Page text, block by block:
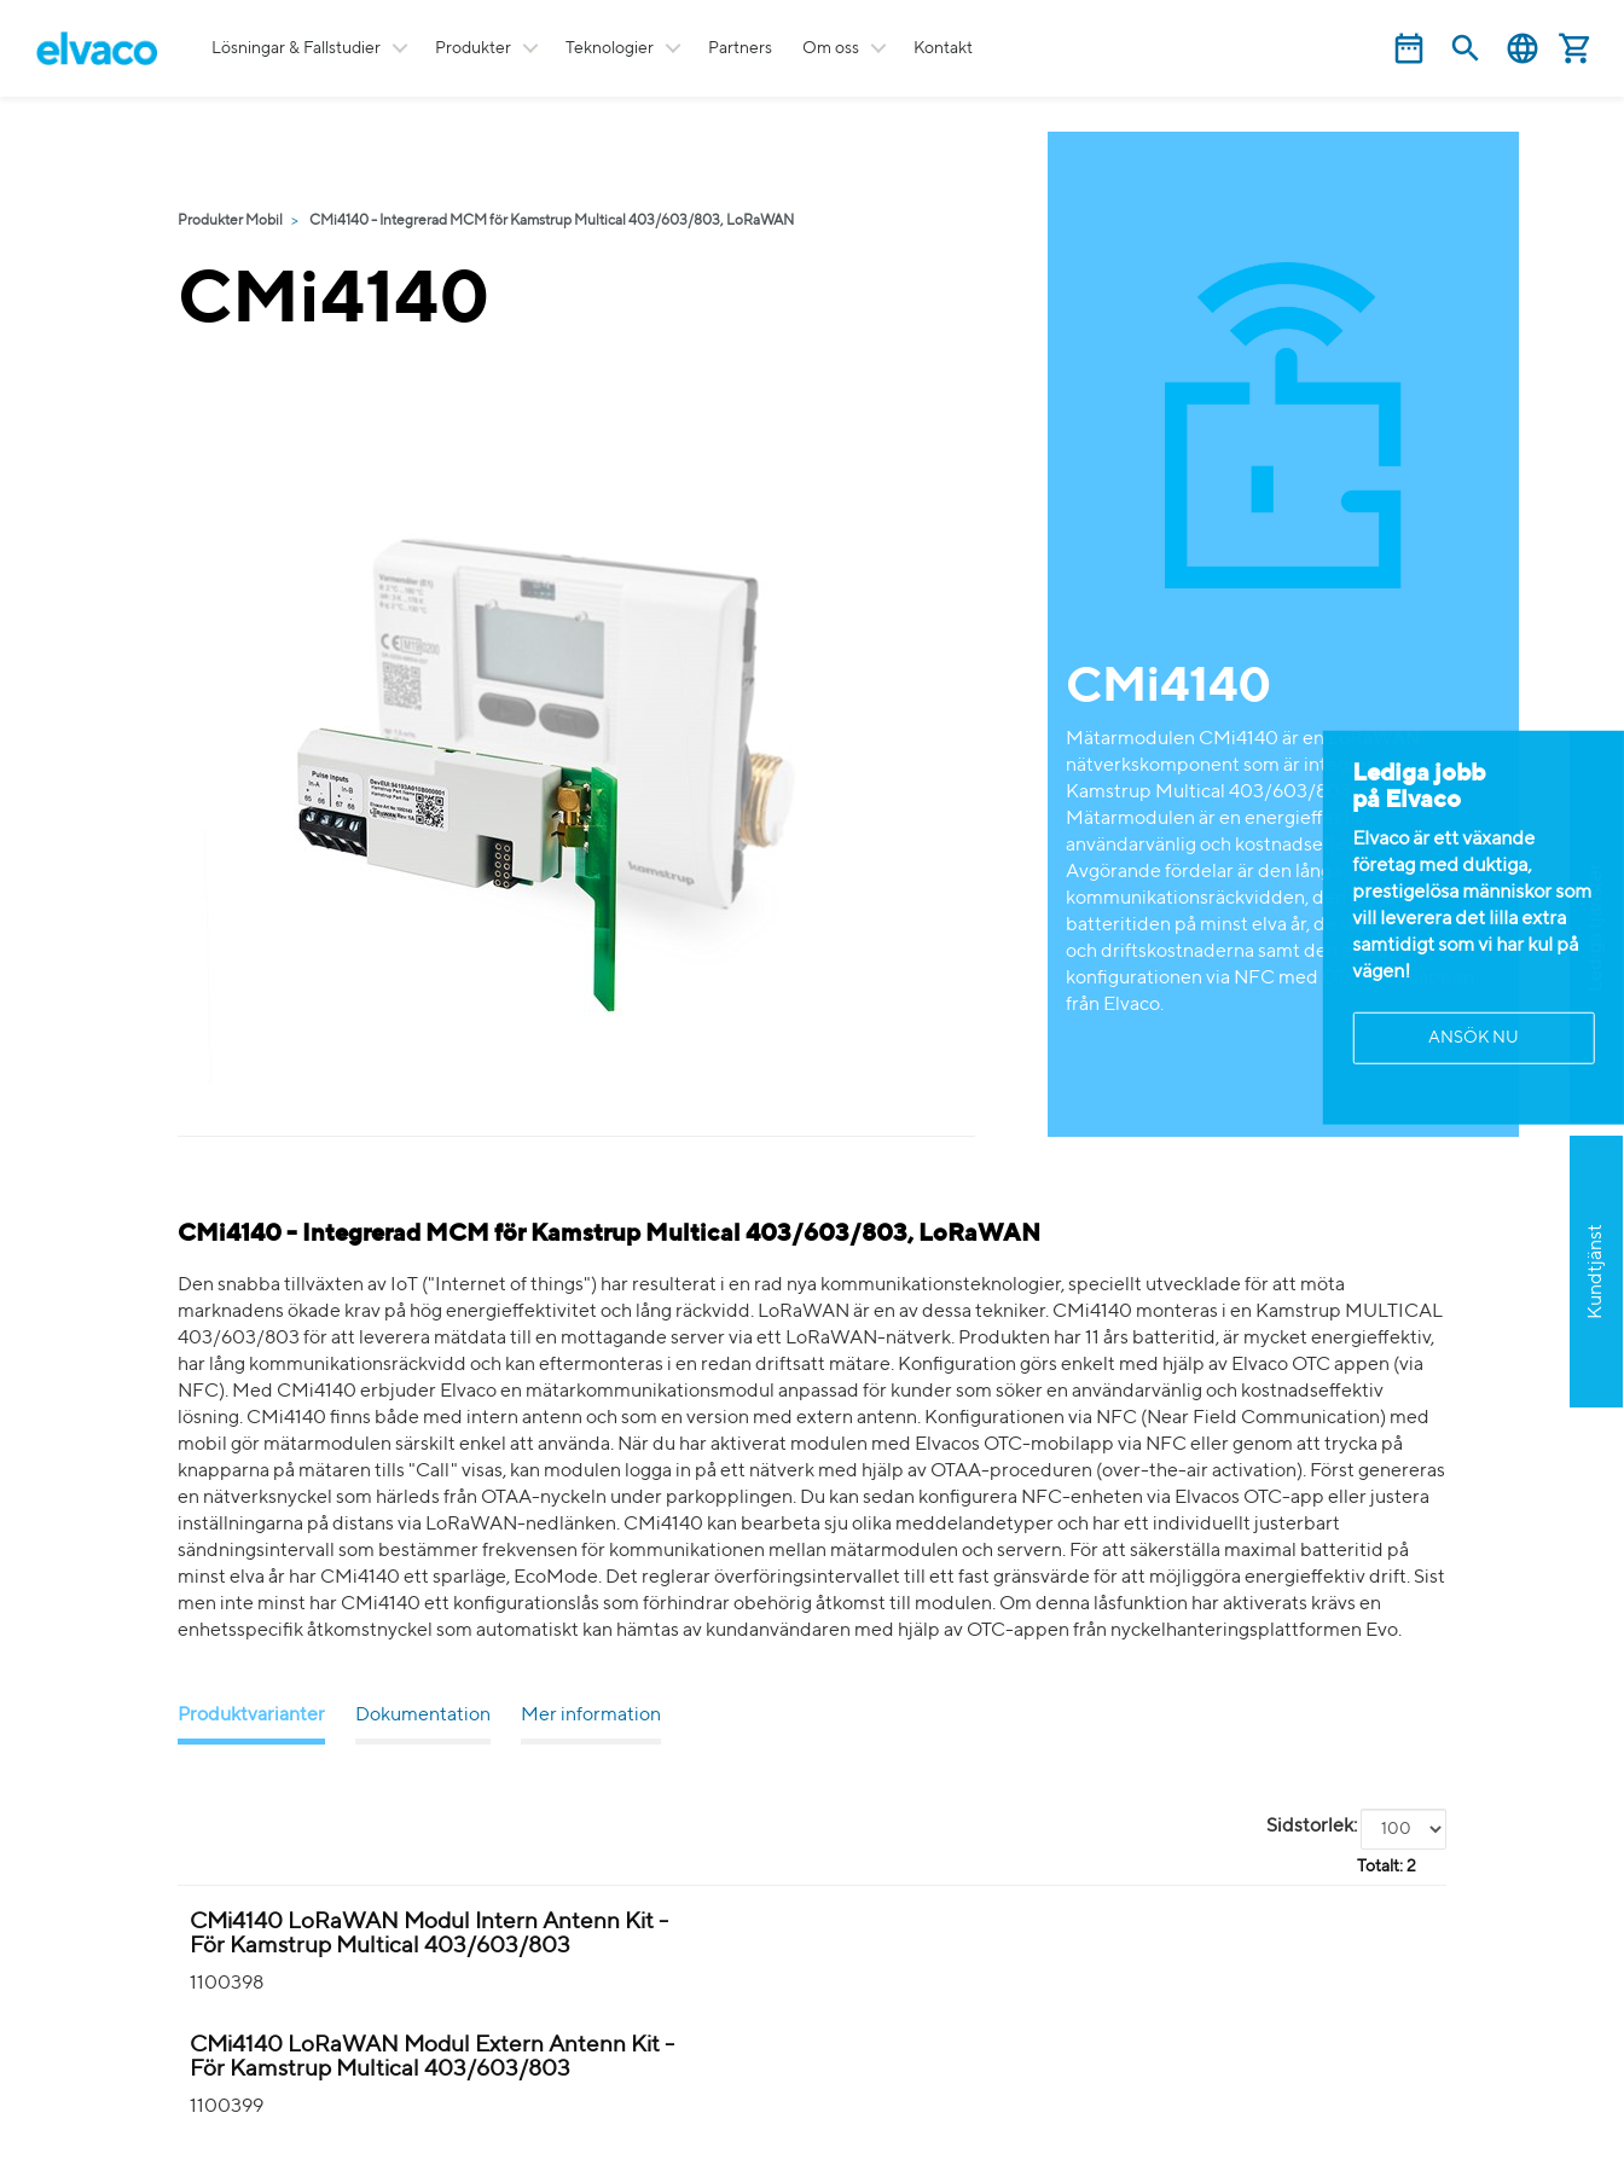
Lösningar & Fallstudier Produkter Teknologier Partners Om oss Kontakt
Kundtjänst
Lediga tjänster
Lediga jobb
på Elvaco
Elvaco är ett växande
företag med duktiga,
prestigelösa människor som
vill leverera det lilla extra
samtidigt som vi har kul på
vägen!
ANSÖK NU
Produkter Mobil CMi4140 - Integrerad MCM för Kamstrup Multical 403/603/803, LoRaWAN
CMi4140
CMi4140
Mätarmodulen CMi4140 är en LoRaWAN-
nätverkskomponent som är integrerad i en
Kamstrup Multical 403/603/803-mätare.
Mätarmodulen är en energieffektiv,
användarvänlig och kostnadseffektiv lösning.
Avgörande fördelar är den långa
kommunikationsräckvidden, den långa
batteritiden på minst elva år, de låga anskaffnings-
och driftskostnaderna samt den enkla
konfigurationen via NFC med OTC-mobilappen
från Elvaco.
CMi4140 - Integrerad MCM för Kamstrup Multical 403/603/803, LoRaWAN
Den snabba tillväxten av IoT ("Internet of things") har resulterat i en rad nya kommunikationsteknologier, speciellt utvecklade för att möta
marknadens ökade krav på hög energieffektivitet och lång räckvidd. LoRaWAN är en av dessa tekniker. CMi4140 monteras i en Kamstrup MULTICAL
403/603/803 för att leverera mätdata till en mottagande server via ett LoRaWAN-nätverk. Produkten har 11 års batteritid, är mycket energieffektiv,
har lång kommunikationsräckvidd och kan eftermonteras i en redan driftsatt mätare. Konfiguration görs enkelt med hjälp av Elvaco OTC appen (via
NFC). Med CMi4140 erbjuder Elvaco en mätarkommunikationsmodul anpassad för kunder som söker en användarvänlig och kostnadseffektiv
lösning. CMi4140 finns både med intern antenn och som en version med extern antenn. Konfigurationen via NFC (Near Field Communication) med
mobil gör mätarmodulen särskilt enkel att använda. När du har aktiverat modulen med Elvacos OTC-mobilapp via NFC eller genom att trycka på
knapparna på mätaren tills "Call" visas, kan modulen logga in på ett nätverk med hjälp av OTAA-proceduren (over-the-air activation). Först genereras
en nätverksnyckel som härleds från OTAA-nyckeln under parkopplingen. Du kan sedan konfigurera NFC-enheten via Elvacos OTC-app eller justera
inställningarna på distans via LoRaWAN-nedlänken. CMi4140 kan bearbeta sju olika meddelandetyper och har ett individuellt justerbart
sändningsintervall som bestämmer frekvensen för kommunikationen mellan mätarmodulen och servern. För att säkerställa maximal batteritid på
minst elva år har CMi4140 ett sparläge, EcoMode. Det reglerar överföringsintervallet till ett fast gränsvärde för att möjliggöra energieffektiv drift. Sist
men inte minst har CMi4140 ett konfigurationslås som förhindrar obehörig åtkomst till modulen. Om denna låsfunktion har aktiverats krävs en
enhetsspecifik åtkomstnyckel som automatiskt kan hämtas av kundanvändaren med hjälp av OTC-appen från nyckelhanteringsplattformen Evo.
Produktvarianter Dokumentation Mer information
Sidstorlek:
Totalt: 2
CMi4140 LoRaWAN Modul Intern Antenn Kit -
För Kamstrup Multical 403/603/803
1100398
CMi4140 LoRaWAN Modul Extern Antenn Kit -
För Kamstrup Multical 403/603/803
1100399